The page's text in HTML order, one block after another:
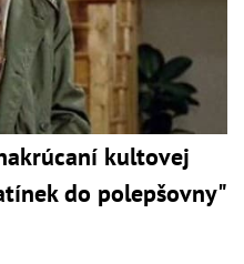
kultovej
do polepšovny"